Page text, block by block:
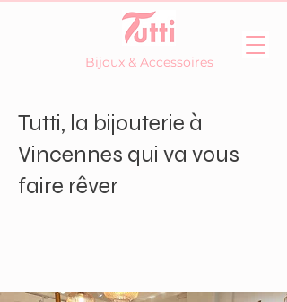
Bijoux & Accessoires
Tutti, la bijouterie à
Vincennes qui va vous
faire rêver